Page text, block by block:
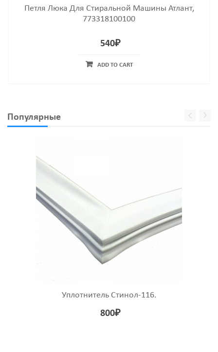
Петля Люка Для Стиральной Машины Атлант,
773318100100
540₽
ADD TO CART
Популярные
Уплотнитель Стинол-116.
800₽